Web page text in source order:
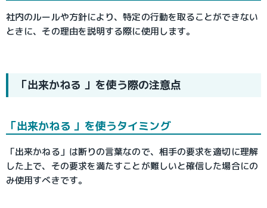
社内のルールや方針により、特定の行動を取ることができない
ときに、その理由を説明する際に使用します。
「出来かねる 」を使う際の注意点
「出来かねる 」を使うタイミング
「出来かねる」は断りの言葉なので、相手の要求を適切に理解
した上で、その要求を満たすことが難しいと確信した場合にの
み使用すべきです。